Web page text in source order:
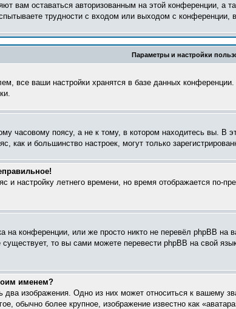
вам оставаться авторизованным на этой конференции, а
трудности с входом или выходом с конференции,
Параметры и настройки
все ваши настройки хранятся в базе данных
часовому поясу, а не к тому, в котором находитесь вы. В
как и большинство настроек, могут только
и настройку летнего времени, но время отображается по-
на конференции, или же просто никто не перевёл phpBB
существует, то вы сами можете перевести phpBB на свой
именем?
два изображения. Одно из них может относиться к вашему
обычно более крупное, изображение известно как